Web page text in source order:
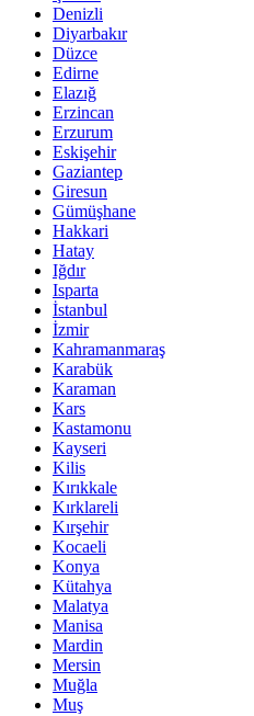
Denizli
Diyarbakır
Düzce
Edirne
Elazığ
Erzincan
Erzurum
Eskişehir
Gaziantep
Giresun
Gümüşhane
Hakkari
Hatay
Iğdır
Isparta
İstanbul
İzmir
Kahramanmaraş
Karabük
Karaman
Kars
Kastamonu
Kayseri
Kilis
Kırıkkale
Kırklareli
Kırşehir
Kocaeli
Konya
Kütahya
Malatya
Manisa
Mardin
Mersin
Muğla
Muş